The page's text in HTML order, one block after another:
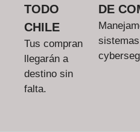
TODO
CHILE
Tus compran
llegarán a
destino sin
falta.
DE